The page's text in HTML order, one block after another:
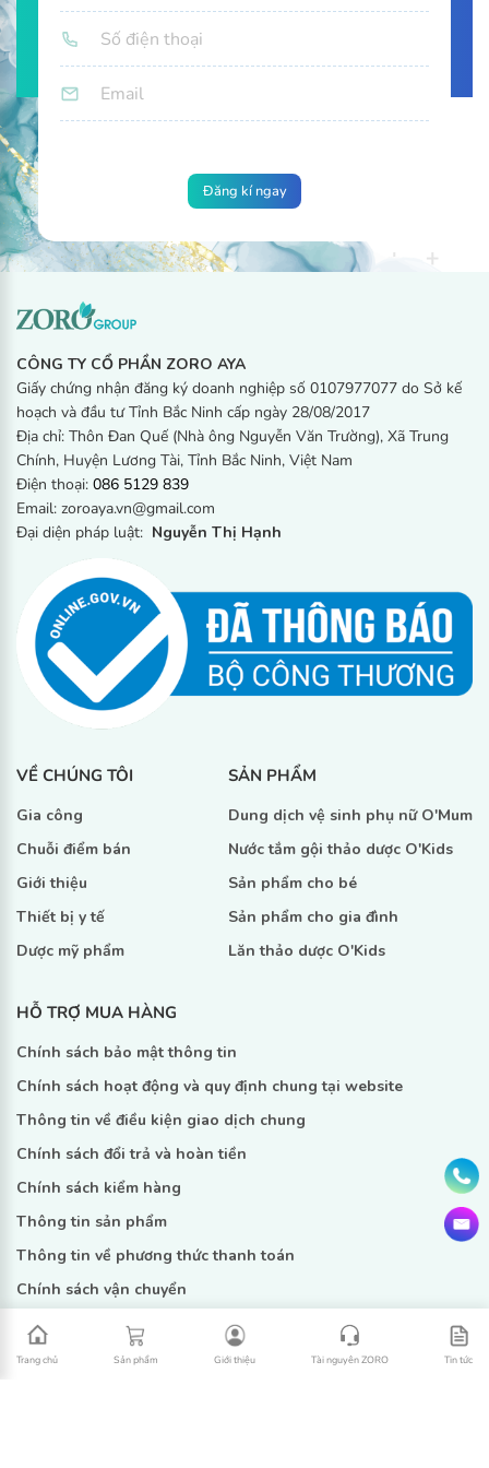
Trong những ngày hành kinh, tùy mức độ huyết ra nhiều hay
ít mà rửa vùng kín từ 2 - 4 lần
4. Bảo quản
Nơi khô ráo thoáng mát, tránh ánh nắng trực tiếp.
5. Số công bố
13732/22/CBMP-HN
6. Đơn vị chịu trách nhiệm đưa ra thị trường
Địa chỉ: Thôn Đan Quế, xã Trung Chính, huyện Lương Tài,
Tel: 086 5129 839
MST: 0107977077
Đại diện: Nguyễn Thị Hạnh
Chức vụ: Giám đốc
Đăng kí ngay
CÔNG TY CỔ PHẦN ZORO AYA
Giấy chứng nhận đăng ký doanh nghiệp số 0107977077 do Sở kế
hoạch và đầu tư Tỉnh Bắc Ninh cấp ngày 28/08/2017
Địa chỉ: Thôn Đan Quế (Nhà ông Nguyễn Văn Trường), Xã Trung
Chính, Huyện Lương Tài, Tỉnh Bắc Ninh, Việt Nam
Điện thoại: 086 5129 839
Email: zoroaya.vn@gmail.com
Đại diện pháp luật: Nguyễn Thị Hạnh
VỀ CHÚNG TÔI
Gia công
Chuỗi điểm bán
Giới thiệu
Thiết bị y tế
Dược mỹ phẩm
SẢN PHẨM
Dung dịch vệ sinh phụ nữ O'Mum
Nước tắm gội thảo dược O'Kids
Sản phẩm cho bé
Sản phẩm cho gia đình
Lăn thảo dược O'Kids
HỖ TRỢ MUA HÀNG
Chính sách bảo mật thông tin
Chính sách hoạt động và quy định chung tại website
Thông tin về điều kiện giao dịch chung
Chính sách đổi trả và hoàn tiền
Chính sách kiểm hàng
Thông tin sản phẩm
Thông tin về phương thức thanh toán
Chính sách vận chuyển
Copyright © 2022 Zoro - Design by Nanoweb
Trang chủ Sản phẩm Giới thiệu Tài nguyên ZORO Tin tức